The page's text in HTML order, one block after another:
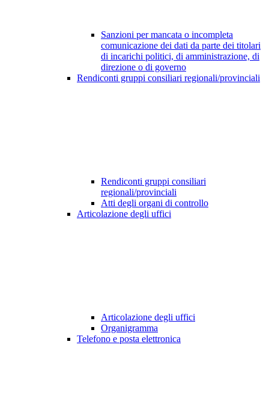
Sanzioni per mancata o incompleta
comunicazione dei dati da parte dei titolari
di incarichi politici, di amministrazione, di
direzione o di governo
Rendiconti gruppi consiliari regionali/provinciali
Rendiconti gruppi consiliari
regionali/provinciali
Atti degli organi di controllo
Articolazione degli uffici
Articolazione degli uffici
Organigramma
Telefono e posta elettronica